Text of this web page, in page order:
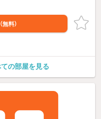
（無料）
の部屋を見る